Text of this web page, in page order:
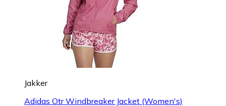
Jakker
Adidas Otr Windbreaker Jacket (Women's)